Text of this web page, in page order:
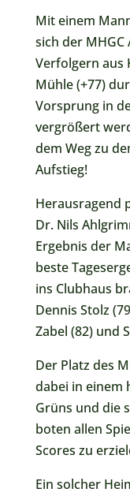
Mit einem
sich der
Verfolgern aus
Mühle (+77)
Vorsprung in
vergrößert
dem Weg zu
Aufstieg!
Herausragend
Dr. Nils
Ergebnis der
beste
ins Clubhaus
Dennis Stolz
Zabel (82) und
Der Platz des
dabei in einem
Grüns und die
boten allen
Scores zu
Ein solcher